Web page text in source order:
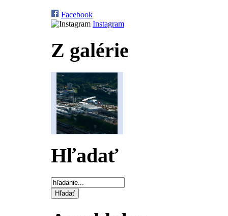
Facebook
Instagram
Z galérie
Hľadať